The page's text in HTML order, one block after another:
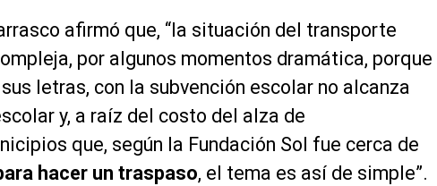
afirmó que, “la situación del transporte
por algunos momentos dramática, porque
letras, con la subvención escolar no alcanza
y, a raíz del costo del alza de
que, según la Fundación Sol fue cerca de
hacer un traspaso, el tema es así de simple”.